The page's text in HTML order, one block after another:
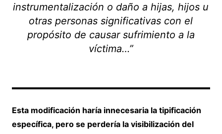
instrumentalización o daño a hijas, hijos u
otras personas significativas con el
propósito de causar sufrimiento a la
víctima…”
Esta modificación haría innecesaria la tipificación
específica, pero se perdería la visibilización del